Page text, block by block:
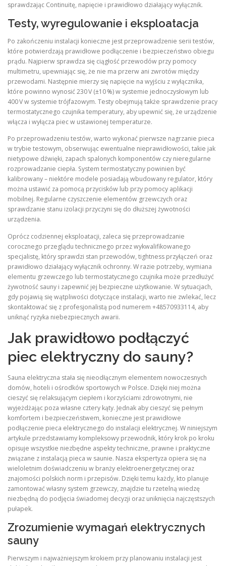
sprawdzając Continuitę, napięcie i prawidłowo działający wyłącznik.
Testy, wyregulowanie i eksploatacja
Po zakończeniu instalacji konieczne jest przeprowadzenie serii testów,
które potwierdzają prawidłowe podłączenie i bezpieczeństwo obiegu
prądu. Najpierw sprawdza się ciągłość przewodów przy pomocy
multimetru, upewniając się, że nie ma przerw ani zwrotów między
przewodami. Następnie mierzy się napięcie na wyjściu z wyłącznika,
które powinno wynosić 230 V (±10 %) w systemie jednoczysłowym lub
400 V w systemie trójfazowym. Testy obejmują także sprawdzenie pracy
termostatycznego czujnika temperatury, aby upewnić się, że urządzenie
włącza i wyłącza piec w ustawionej temperaturze.
Po przeprowadzeniu testów, warto wykonać pierwsze nagrzanie pieca
w trybie testowym, obserwując ewentualne nieprawidłowości, takie jak
nietypowe dźwięki, zapach spalonych komponentów czy nieregularne
rozprowadzanie ciepła. System termostatyczny powinien być
kalibrowany – niektóre modele posiadają wbudowany regulator, który
można ustawić za pomocą przycisków lub przy pomocy aplikacji
mobilnej. Regularne czyszczenie elementów grzewczych oraz
sprawdzanie stanu izolacji przyczyni się do dłuższej żywotności
urządzenia.
Oprócz codziennej eksploatacji, zaleca się przeprowadzanie
corocznego przeglądu technicznego przez wykwalifikowanego
specjalistę, który sprawdzi stan przewodów, tightness przyłączeń oraz
prawidłowo działający wyłącznik ochronny. W razie potrzeby, wymiana
elementu grzewczego lub termostatycznego czujnika może przedłużyć
żywotność sauny i zapewnić jej bezpieczne użytkowanie. W sytuacjach,
gdy pojawią się wątpliwości dotyczące instalacji, warto nie zwlekać, lecz
skontaktować się z profesjonalistą pod numerem +48570933114, aby
uniknąć ryzyka niebezpiecznych awarii.
Jak prawidłowo podłączyć
piec elektryczny do sauny?
Sauna elektryczna stała się nieodłącznym elementem nowoczesnych
domów, hoteli i ośrodków sportowych w Polsce. Dzięki niej można
cieszyć się relaksującym ciepłem i korzyściami zdrowotnymi, nie
wyjeżdżając poza własne cztery kąty. Jednak aby cieszyć się pełnym
komfortem i bezpieczeństwem, konieczne jest prawidłowe
podłączenie pieca elektrycznego do instalacji elektrycznej. W niniejszym
artykule przedstawiamy kompleksowy przewodnik, który krok po kroku
opisuje wszystkie niezbędne aspekty techniczne, prawne i praktyczne
związane z instalacją pieca w saunie. Nasza ekspertyza opiera się na
wieloletnim doświadczeniu w branży elektroenergetycznej oraz
znajomości polskich norm i przepisów. Dzięki temu każdy, kto planuje
zamontować własny system grzewczy, znajdzie tu rzetelną wiedzę
niezbędną do podjęcia świadomej decyzji oraz uniknięcia najczęstszych
pułapek.
Zrozumienie wymagań elektrycznych
sauny
Pierwszym i najważniejszym krokiem przy planowaniu instalacji jest